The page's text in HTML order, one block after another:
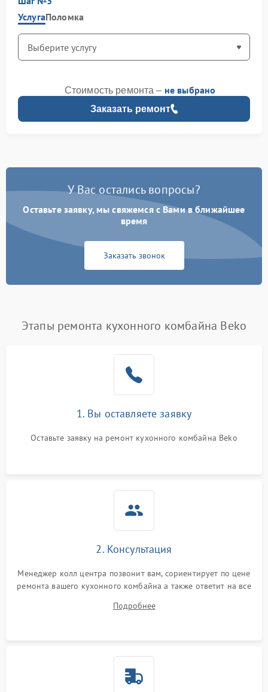
УслугаПоломка
Заказать ремонт
Стоимость ремонта – не выбрано
У Вас остались вопросы?
Оставьте заявку, мы свяжемся с Вами в ближайшее
время
Заказать звонок
Этапы ремонта кухонного комбайна Beko
1. Вы оставляете заявку
Оставьте заявку на ремонт кухонного комбайна Beko
2. Консультация
Менеджер колл центра позвонит вам, сориентирует по цене
ремонта вашего кухонного комбайна а также ответит на все
Подробнее